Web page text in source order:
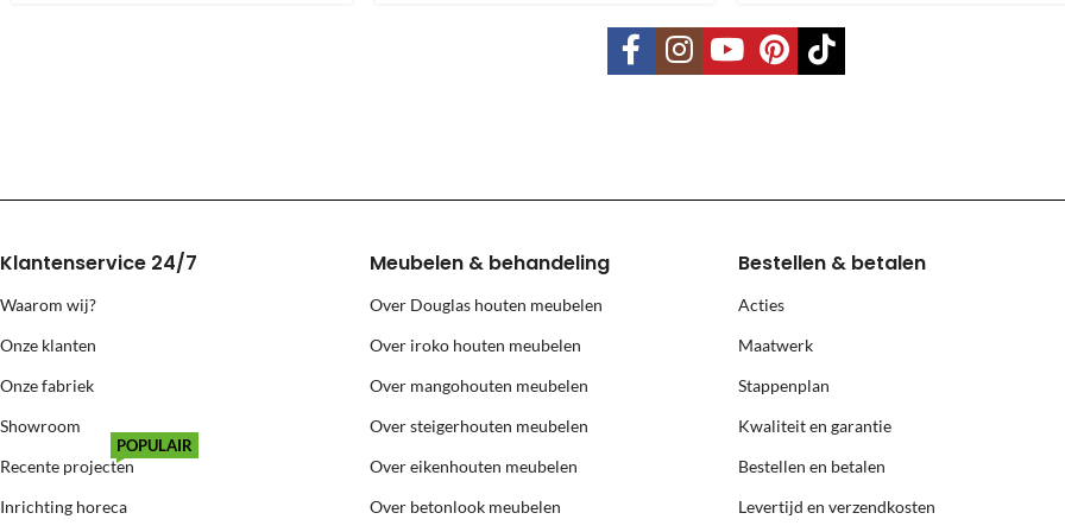
Grote meubels worden via een andere transporteur geleverd, deze prijs is per pallet en is op aanvraag.
Levering naar eilanden (Texel, Vlieland, Terschelling, Ameland,
Klantenservice 24/7
Waarom wij?
Onze klanten
Onze fabriek
Showroom
Recente projecten
POPULAIR
Inrichting horeca
Meubelen & behandeling
Over Douglas houten meubelen
Over iroko houten meubelen
Over mangohouten meubelen
Over steigerhouten meubelen
Over eikenhouten meubelen
Over betonlook meubelen
Bestellen & betalen
Acties
Maatwerk
Stappenplan
Kwaliteit en garantie
Bestellen en betalen
Levertijd en verzendkosten